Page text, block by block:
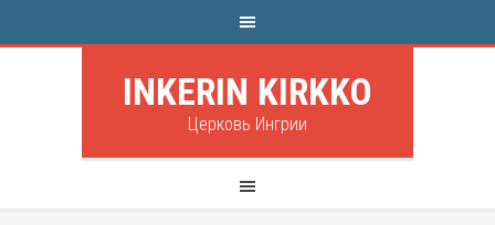
INKERIN KIRKKO
Церковь Ингрии